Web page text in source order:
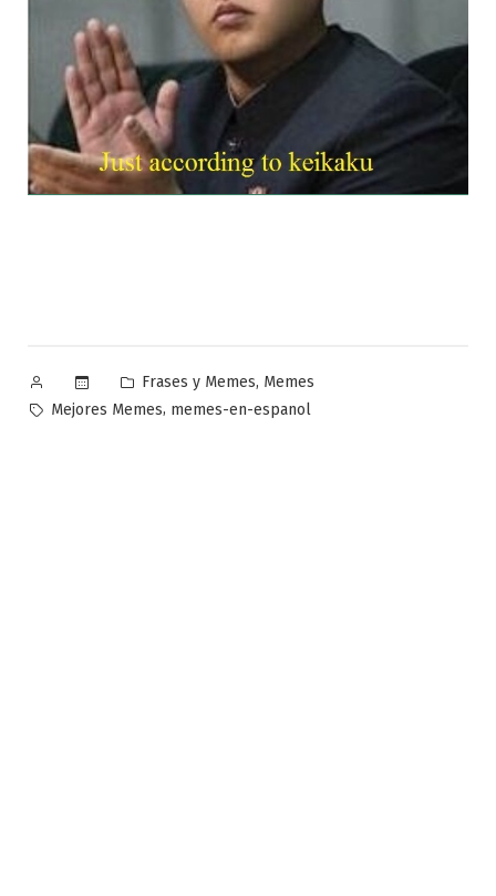
Publicado
por
Publicado
en
Frases y Memes, Memes
Etiquetas:
Mejores Memes, memes-en-espanol